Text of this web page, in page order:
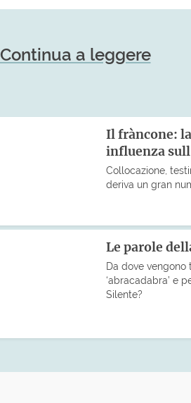
Continua a leggere
Il fràncone:
influenza
Collocazione,
deriva un gran
Le parole
Da dove vengono
‘abracadabra’ e
Silente?